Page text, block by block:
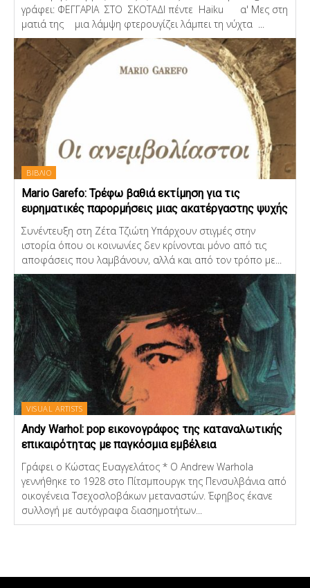
γράφει: ΦΕΓΓΑΡΙΑ ΣΤΟ ΣΚΟΤΑΔΙ πέντε Haiku α' Μες στη
ματιά της μια λάμψη φτερουγίζει λάμπει τη νύχτα ...
ΒΙΒΛΙΟ
Mario Garefo: Τρέφω βαθιά εκτίμηση για τις
ευρηματικές παρορμήσεις μιας ακατέργαστης ψυχής
Συνέντευξη στη Ζέτα Τζιώτη Υπάρχουν στιγμές στην
ιστορία όπου οι κοινωνίες δεν κρίνονται μόνο από τις
αποφάσεις που λαμβάνουν, αλλά και από τον τρόπο με...
VISUAL ARTISTS
Andy Warhol: pop εικονογράφος της καταναλωτικής
επικαιρότητας με παγκόσμια εμβέλεια
Γράφει ο Κώστας Ευαγγελάτος * Ο Andrew Warhola
γεννήθηκε το 1928 στο Πίτσμπουργκ της Πενσυλβάνια από
οικογένεια Τσεχοσλοβάκων μεταναστών. Έφηβος έκανε
συλλογή με αυτόγραφα διασημοτήτων...